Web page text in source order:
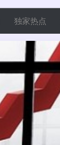
独家热点